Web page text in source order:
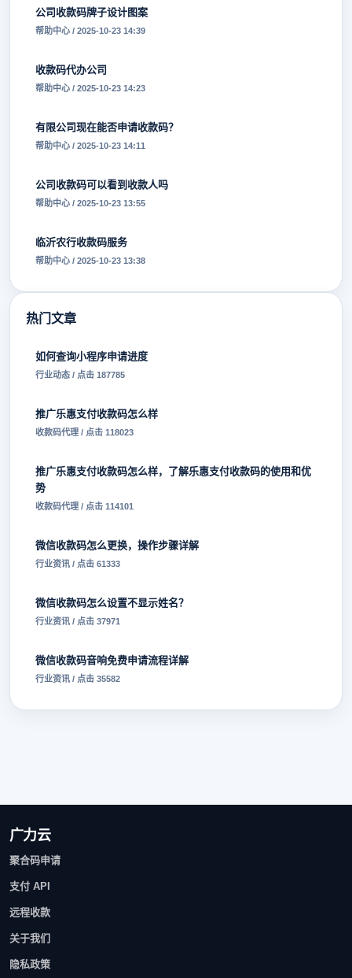
公司收款码牌子设计图案
帮助中心 / 2025-10-23 14:39
收款码代办公司
帮助中心 / 2025-10-23 14:23
有限公司现在能否申请收款码？
帮助中心 / 2025-10-23 14:11
公司收款码可以看到收款人吗
帮助中心 / 2025-10-23 13:55
临沂农行收款码服务
帮助中心 / 2025-10-23 13:38
热门文章
如何查询小程序申请进度
行业动态 / 点击 187785
推广乐惠支付收款码怎么样
收款码代理 / 点击 118023
推广乐惠支付收款码怎么样，了解乐惠支付收款码的使用和优
势
收款码代理 / 点击 114101
微信收款码怎么更换，操作步骤详解
行业资讯 / 点击 61333
微信收款码怎么设置不显示姓名？
行业资讯 / 点击 37971
微信收款码音响免费申请流程详解
行业资讯 / 点击 35582
广力云
聚合码申请
支付 API
远程收款
关于我们
隐私政策